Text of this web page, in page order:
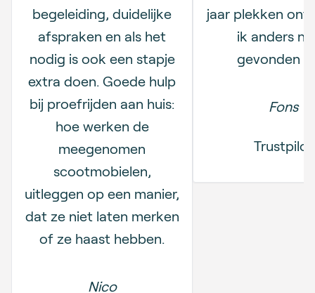
begeleiding, duidelijke
afspraken en als het
nodig is ook een stapje
extra doen. Goede hulp
bij proefrijden aan huis:
hoe werken de
meegenomen
scootmobielen,
uitleggen op een manier,
dat ze niet laten merken
of ze haast hebben.
Nico
jaar plekken
ik anders
gevonden
Fons
Trustpilot